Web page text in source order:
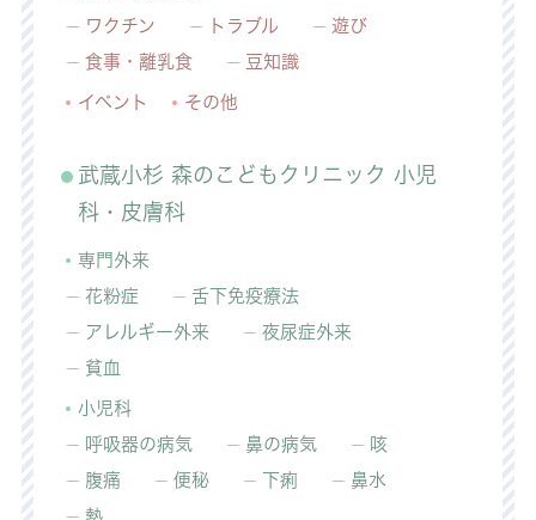
ワクチン
トラブル
遊び
食事・離乳食
豆知識
イベント その他
武蔵小杉 森のこどもクリニック 小児
科・皮膚科
専門外来
花粉症
舌下免疫療法
アレルギー外来
夜尿症外来
貧血
小児科
呼吸器の病気
鼻の病気
咳
腹痛
便秘 下痢
鼻水
熱